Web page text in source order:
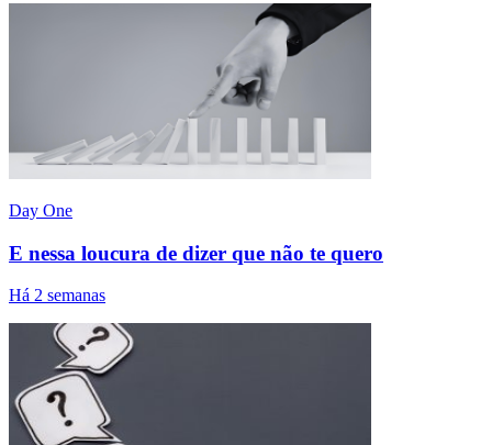
Day One
E nessa loucura de dizer que não te quero
Há 2 semanas